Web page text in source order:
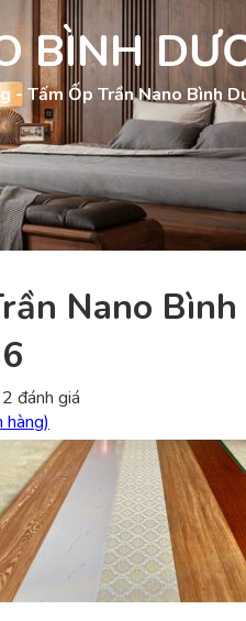
BÌNH
- Tấm Ốp Trần Nano Bình
Nano Bình
2 đánh giá
hàng)